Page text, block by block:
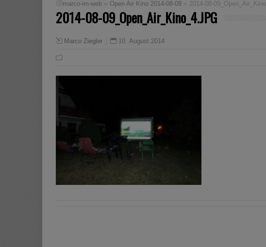
marco-im-web » Open Air Kino 2014-08-09 » 2014-08-
2014-08-09_Open_Air_Kino_4.JPG
Marco Ziegler 10. August 2014